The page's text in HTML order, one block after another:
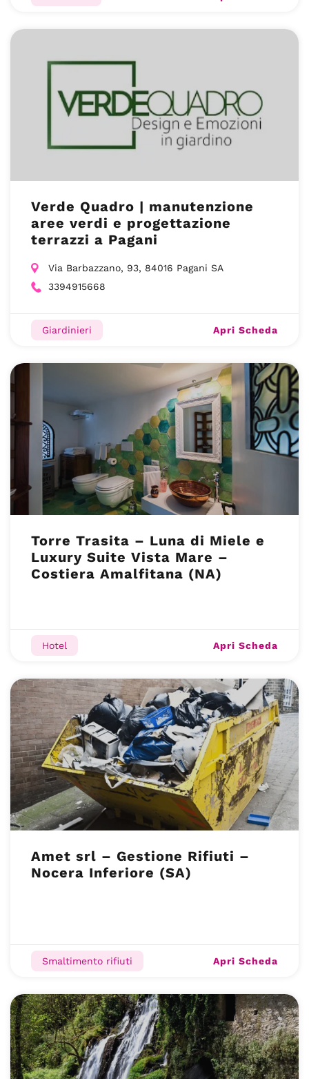
Verde Quadro | manutenzione
aree verdi e progettazione
terrazzi a Pagani
Via Barbazzano, 93, 84016 Pagani SA
3394915668
Giardinieri Apri Scheda
Torre Trasita – Luna di Miele e
Luxury Suite Vista Mare –
Costiera Amalfitana (NA)
Hotel Apri Scheda
Amet srl – Gestione Rifiuti –
Nocera Inferiore (SA)
Smaltimento rifiuti Apri Scheda